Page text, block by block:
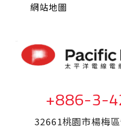
網站地圖
+886-3-
32661桃園市楊梅